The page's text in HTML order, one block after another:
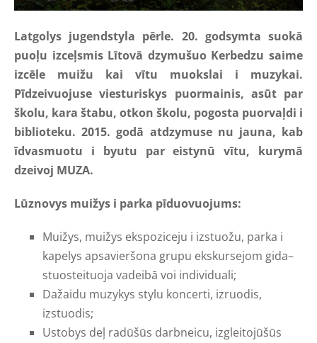
Latgolys jugendstyla pērle. 20. godsymta suokā
puoļu izceļsmis Lītovā dzymušuo Kerbedzu saime
izcēle muižu kai vītu muokslai i muzykai.
Pīdzeivuojuse viesturiskys puormainis, asūt par
školu, kara štabu, otkon školu, pogosta puorvaļdi i
biblioteku. 2015. godā atdzymuse nu jauna, kab
īdvasmuotu i byutu par eistynū vītu, kurymā
dzeivoj MUZA.
Lūznovys muižys i parka pīduovuojums:
Muižys, muižys ekspoziceju i izstuožu, parka i
kapelys apsavieršona grupu ekskursejom gida–
stuosteituoja vadeibā voi individuali;
Dažaidu muzykys stylu koncerti, izruodis,
izstuodis;
Ustobys deļ radūšūs darbneicu, izgleitojūšūs